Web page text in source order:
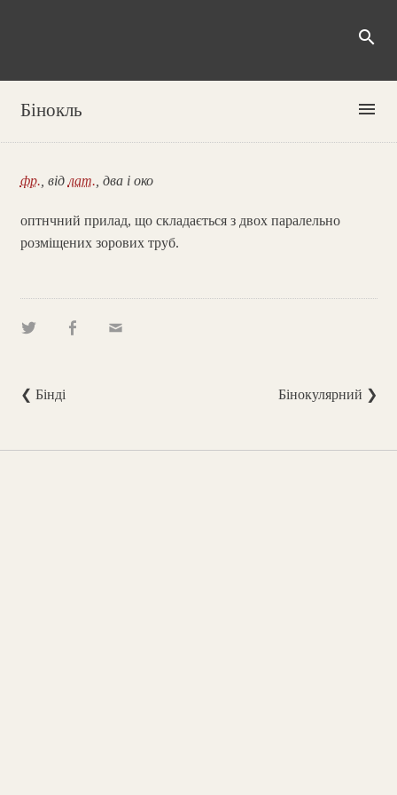
search
Бінокль menu
фр. , від лат. , два і око
оптнчний прилад, що складається з двох паралельно
розміщених зорових труб.
❮ Бінді Бінокулярний ❯